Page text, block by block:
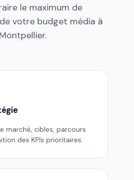
le maximum de
votre budget média à
Montpellier.
marché, cibles, parcours
des KPIs prioritaires.